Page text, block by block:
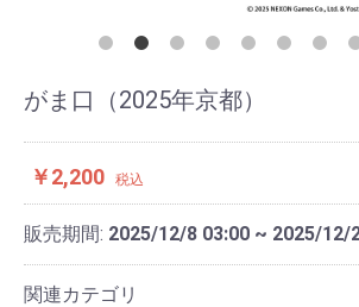
がま口（2025年京都）
￥2,200 税込
販売期間: 2025/12/8 03:00 ~ 2025/12/
関連カテゴリ